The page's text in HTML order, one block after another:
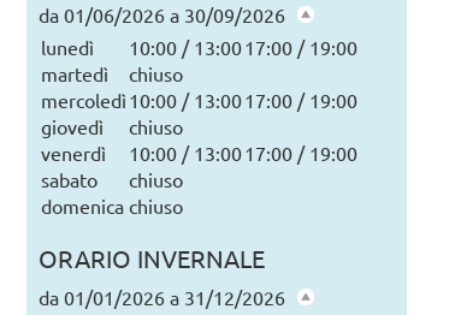
da 01/06/2026 a 30/09/2026
lunedì
10:00 / 13:0017:00 / 19:00
martedì
chiuso
mercoledì 10:00 / 13:0017:00 / 19:00
giovedì
chiuso
venerdì
10:00 / 13:0017:00 / 19:00
sabato
chiuso
domenica chiuso
ORARIO INVERNALE
da 01/01/2026 a 31/12/2026